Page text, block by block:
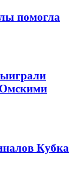
помогла
Кубка